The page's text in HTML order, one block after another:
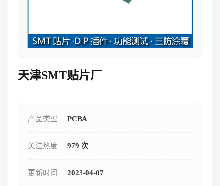
天津SMT贴片厂
产品类型 PCBA
关注热度 979 次
更新时间 2023-04-07